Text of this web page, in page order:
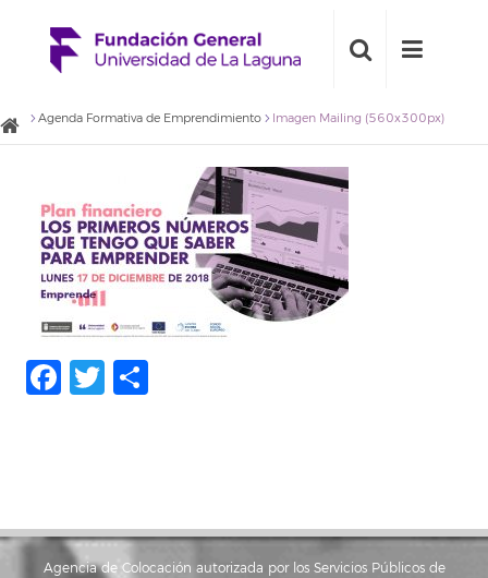
Agenda Formativa de Emprendimiento Imagen Mailing (560x300px)
Facebook
Twitter
Agencia de Colocación autorizada por los Servicios Públicos de